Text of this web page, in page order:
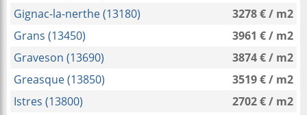
Gignac-la-nerthe (13180)
3278 € / m2
Grans (13450)
3961 € / m2
Graveson (13690)
3874 € / m2
Greasque (13850)
3519 € / m2
Istres (13800)
2702 € / m2